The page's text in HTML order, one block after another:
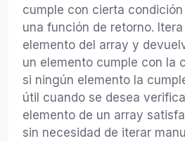
cumple con cierta
una función de retorno.
elemento del array y
un elemento cumple con la
si ningún elemento la
útil cuando se desea
elemento de un array
sin necesidad de iterar